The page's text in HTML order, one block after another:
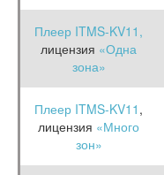
Плеер ITMS-KV11,
лицензия «Одна
зона»
Плеер ITMS-KV11 ,
лицензия «Много
зон»